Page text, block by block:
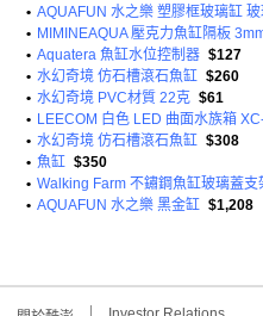
• AQUAFUN 水之樂 塑膠框玻璃缸
• MIMINEAQUA 壓克力魚缸隔板
• Aquatera 魚缸水位控制器 $127
• 水幻奇境 仿石槽滾石魚缸 $260
• 水幻奇境 PVC材質 22克 $61
• LEECOM 白色 LED 曲面水族箱
• 水幻奇境 仿石槽滾石魚缸 $308
• 魚缸 $350
• Walking Farm 不鏽鋼魚缸玻璃蓋支
• AQUAFUN 水之樂 黑金缸 $1,208